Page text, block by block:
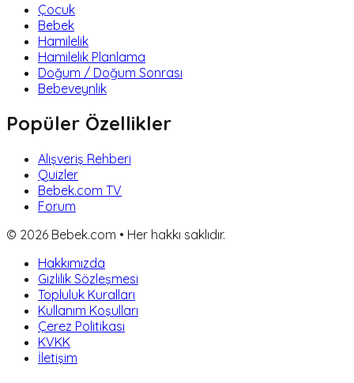
Çocuk
Bebek
Hamilelik
Hamilelik Planlama
Doğum / Doğum Sonrası
Bebeveynlik
Popüler Özellikler
Alışveriş Rehberi
Quizler
Bebek.com TV
Forum
© 2026 Bebek.com • Her hakkı saklıdır.
Hakkımızda
Gizlilik Sözleşmesi
Topluluk Kuralları
Kullanım Koşulları
Çerez Politikası
KVKK
İletişim